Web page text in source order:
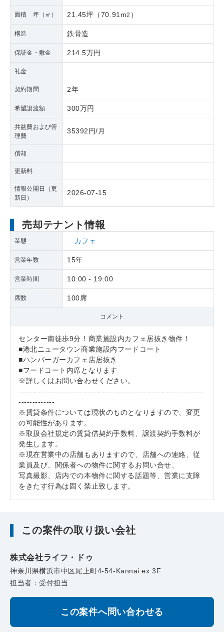
面積 坪（㎡） 21.45坪 （70.91m2 ）
構造 鉄骨造
保証金・敷金 214.5万円
礼金
契約期間 2年
希望譲渡額 300万円
共益費および管
理費
35392円/月
償却
更新料
情報公開日（更
新日）
2026-07-15
売却テナント情報
業態 カフェ
営業年数 15年
営業時間 10:00 - 19:00
席数 100席
コメント
センター南徒歩9分！商業施設内カフェ居抜き物件！
■港北ニュータウン商業施設内フードコート
■ハンバーガーカフェ店居抜き
■フードコート内席となります
※詳しくはお問い合わせください。
-------------------------------------------------------------------
-------------
※賃貸条件については現状のものとなりますので、変更
の可能性があります。
※取扱会社規定の賃貸借契約手数料、譲渡契約手数料が
発生します。
※現在営業中の店舗もありますので、店舗への連絡、従
業員及び、関係者への物件に関するお問い合せ、
写真撮影、店内での本物件に関する話題等、営業に支障
をきたす行為は固く禁止致します。
この案件の取り扱い会社
株式会社ライフ・ドゥ
神奈川県横浜市中区尾上町4-54-Kannai ex 3F
担当者：受付担当
この案件へ問い合わせる